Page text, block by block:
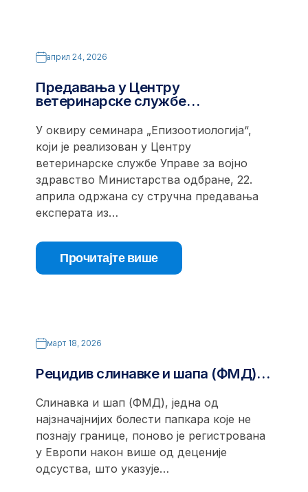
април 24, 2026
Предавања у Центру
ветеринарске службе…
У оквиру семинара „Епизоотиологија“,
који је реализован у Центру
ветеринарске службе Управе за војно
здравство Министарства одбране, 22.
априла одржана су стручна предавања
експерата из…
Прочитајте више
март 18, 2026
Рецидив слинавке и шапа (ФМД)…
Слинавка и шап (ФМД), једна од
најзначајнијих болести папкара које не
познају границе, поново је регистрована
у Европи након више од деценије
одсуства, што указује…